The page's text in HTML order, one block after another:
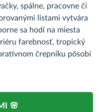
spálne, pracovne či
listami vytvára
sa hodí na miesta
farebnosť, tropický
črepníku pôsobí
🌸